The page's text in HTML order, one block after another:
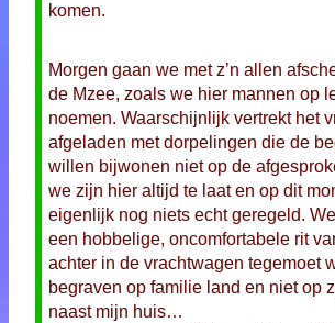
komen.
Morgen gaan we met z’n allen
de Mzee, zoals we hier mannen op
noemen. Waarschijnlijk vertrekt het
afgeladen met dorpelingen die de
willen bijwonen niet op de
we zijn hier altijd te laat en op dit
eigenlijk nog niets echt geregeld.
een hobbelige, oncomfortabele rit
achter in de vrachtwagen tegemoet
begraven op familie land en niet op
naast mijn huis…